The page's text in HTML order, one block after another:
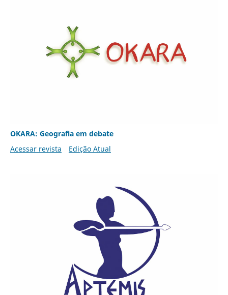
OKARA: Geografia em debate
Acessar revista
Edição Atual